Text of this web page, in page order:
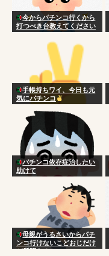
今からパチンコ行くから
打つべき台教えてください
手帳持ちワイ、今日も元
気にパチンコ
パチンコ依存症治したい
助けて
母親がうるさいからパチ
ンコ行けないこどおじだけ
ど質問ある？